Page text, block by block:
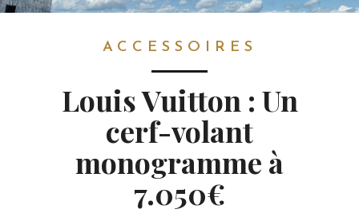
ACCESSOIRES
Louis Vuitton : Un
cerf-volant
monogramme à
7.050€